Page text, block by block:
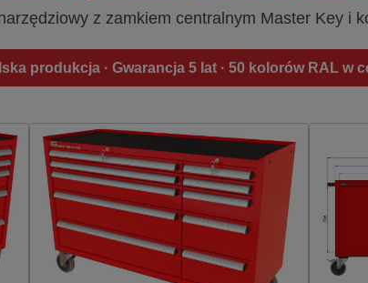
z zamkiem centralnym Master Key i
produkcja · Gwarancja 5 lat · 50 kolorów RAL w